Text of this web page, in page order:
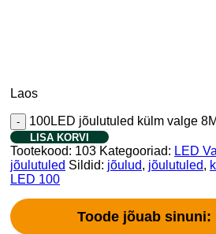
Laos
100LED jõulutuled külm valge
LISA KORVI
Tootekood: 103 Kategooriad: LED
jõulutuled Sildid: jõulud, jõulutuled,
LED 100
Toode jõuab sinuni: